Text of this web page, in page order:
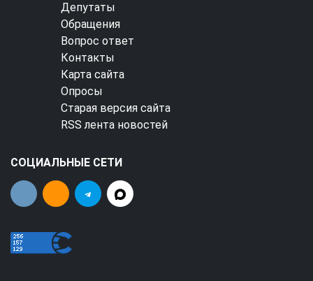
Депутаты
Обращения
Вопрос ответ
Контакты
Карта сайта
Опросы
Старая версия сайта
RSS лента новостей
СОЦИАЛЬНЫЕ СЕТИ